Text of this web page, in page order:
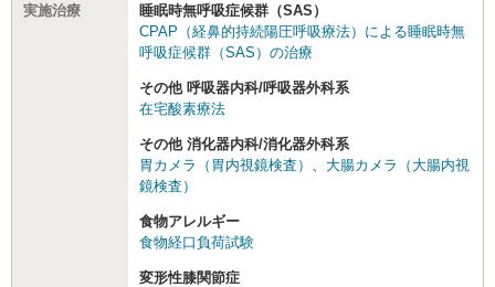
実施治療
睡眠時無呼吸症候群（SAS）
CPAP（経鼻的持続陽圧呼吸療法）による睡眠時無
呼吸症候群（SAS）の治療
その他 呼吸器内科/呼吸器外科系
在宅酸素療法
その他 消化器内科/消化器外科系
胃カメラ（胃内視鏡検査） 、 大腸カメラ（大腸内視
鏡検査）
食物アレルギー
食物経口負荷試験
変形性膝関節症